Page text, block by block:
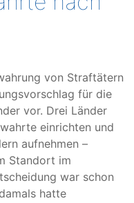
von Straftätern
für die
vor. Drei Länder
einrichten und
aufnehmen –
Standort im
war schon
hatte